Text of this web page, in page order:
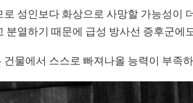
성인보다 화상으로 사망할 가능성이
분열하기 때문에 급성 방사선 증후군에
물에서 스스로 빠져나올 능력이 부족